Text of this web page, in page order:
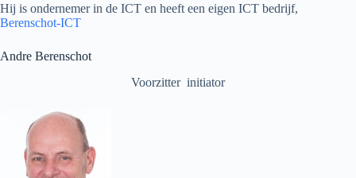
Hij is ondernemer in de ICT en heeft een eigen ICT bedrijf,
Berenschot-ICT
Andre Berenschot
Voorzitter initiator